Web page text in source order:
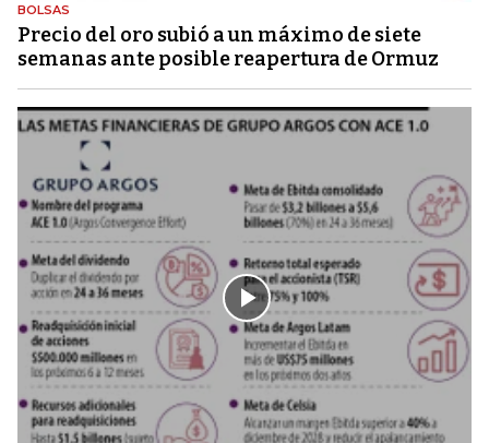
BOLSAS
Precio del oro subió a un máximo de siete
semanas ante posible reapertura de Ormuz